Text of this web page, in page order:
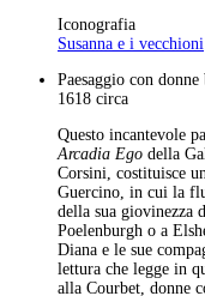
Iconografia
Susanna e i vecchioni
Paesaggio con donne
1618 circa
Questo incantevole
Arcadia Ego della
Corsini, costituisce
Guercino, in cui la
della sua giovinezza
Poelenburgh o a
Diana e le sue
lettura che legge in
alla Courbet, donne